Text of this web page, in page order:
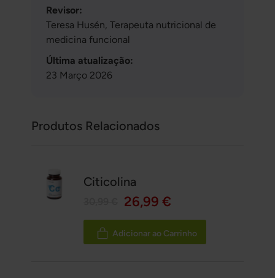
Revisor:
Teresa Husén, Terapeuta nutricional de
medicina funcional
Última atualização:
23 Março 2026
Produtos Relacionados
Citicolina
26,99 €
Adicionar ao Carrinho